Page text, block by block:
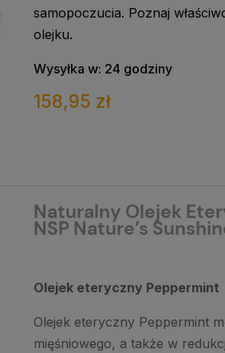
samopoczucia. Poznaj
olejku.
Wysyłka w: 24 godziny
158,95 zł
Naturalny Olejek
NSP Nature’s
Olejek eteryczny Peppermint
Olejek eteryczny Peppermint
mięśniowego, a także w